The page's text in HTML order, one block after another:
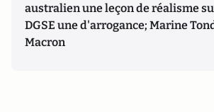
australien une leçon de réalisme
DGSE une d'arrogance; Marine
Macron